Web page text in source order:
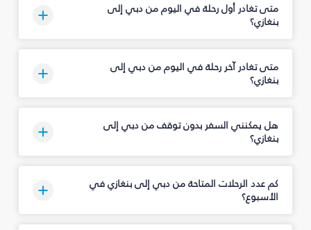
متى تغادر أول رحلة في اليوم من دبي إلى
بنغازي؟
متى تغادر آخر رحلة في اليوم من دبي إلى
بنغازي؟
هل يمكنني السفر بدون توقف من دبي إلى
بنغازي؟
كم عدد الرحلات المتاحة من دبي إلى بنغازي في
الأسبوع؟